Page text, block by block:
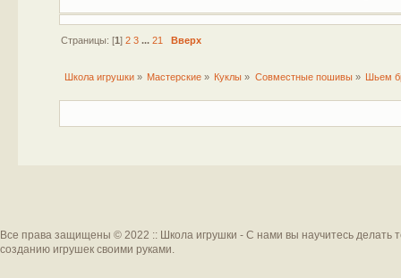
Страницы: [1] 2 3 ... 21 Вверх
Школа игрушки» Мастерские » Куклы » Совместные пошивы» Шьем
Все права защищены © 2022 :: Школа игрушки - С нами вы научитесь делать
созданию игрушек своими руками.